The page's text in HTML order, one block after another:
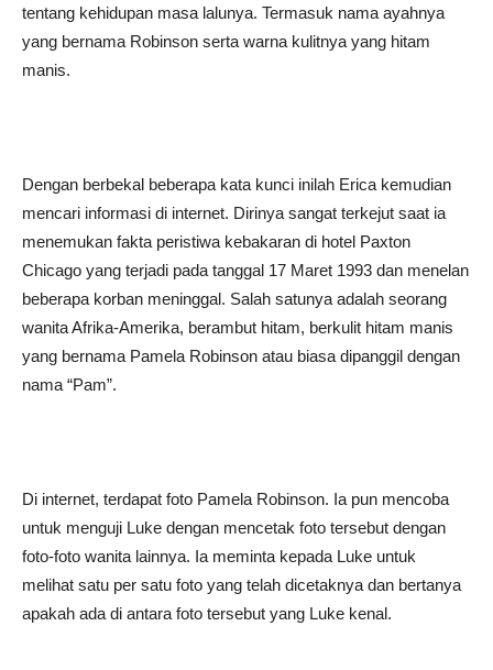
tentang kehidupan masa lalunya. Termasuk nama ayahnya
yang bernama Robinson serta warna kulitnya yang hitam
manis.
Dengan berbekal beberapa kata kunci inilah Erica kemudian
mencari informasi di internet. Dirinya sangat terkejut saat ia
menemukan fakta peristiwa kebakaran di hotel Paxton
Chicago yang terjadi pada tanggal 17 Maret 1993 dan menelan
beberapa korban meninggal. Salah satunya adalah seorang
wanita Afrika-Amerika, berambut hitam, berkulit hitam manis
yang bernama Pamela Robinson atau biasa dipanggil dengan
nama “Pam”.
Di internet, terdapat foto Pamela Robinson. Ia pun mencoba
untuk menguji Luke dengan mencetak foto tersebut dengan
foto-foto wanita lainnya. Ia meminta kepada Luke untuk
melihat satu per satu foto yang telah dicetaknya dan bertanya
apakah ada di antara foto tersebut yang Luke kenal.